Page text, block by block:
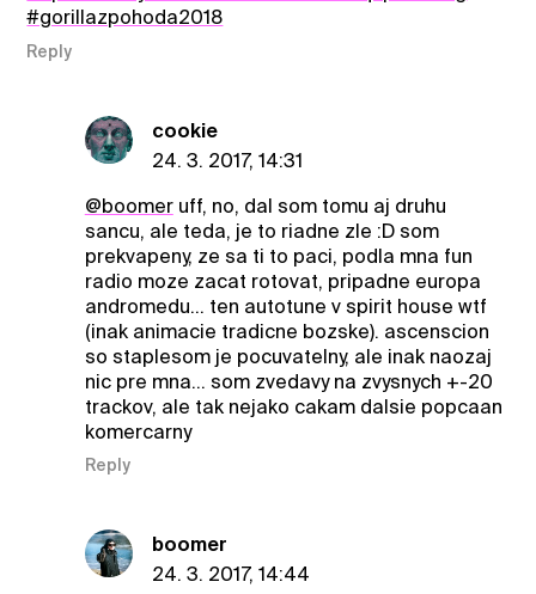
#gorillazpohoda2018
Reply
cookie
24. 3. 2017, 14:31
@boomeruff, no, dal som tomu aj druhu
sancu, ale teda, je to riadne zle :D som
prekvapeny, ze sa ti to paci, podla mna fun
radio moze zacat rotovat, pripadne europa
andromedu... ten autotune v spirit house wtf
(inak animacie tradicne bozske). ascenscion
so staplesom je pocuvatelny, ale inak naozaj
nic pre mna... som zvedavy na zvysnych +-20
trackov, ale tak nejako cakam dalsie popcaan
komercarny
Reply
boomer
24. 3. 2017, 14:44